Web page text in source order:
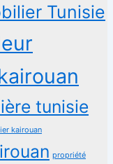
Tunisie
tunisie
kairouan
propriété